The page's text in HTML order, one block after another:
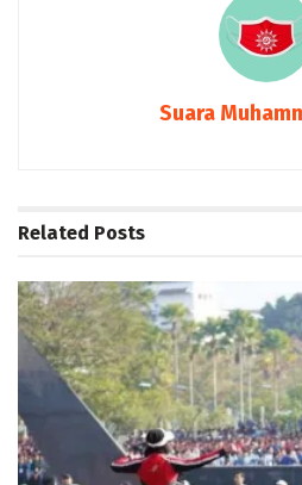
Suara
Related Posts